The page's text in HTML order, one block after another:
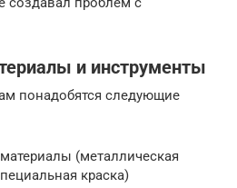
и инструменты
понадобятся следующие
(металлическая
краска)